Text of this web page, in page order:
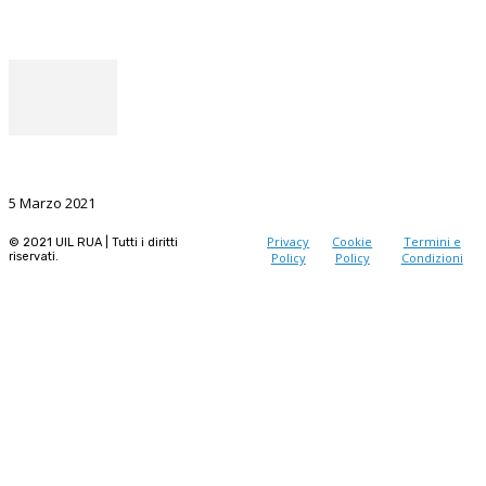
5 Marzo 2021
© 2021 UIL RUA | Tutti i diritti
riservati.
Privacy
Policy
Cookie
Policy
Termini e
Condizioni